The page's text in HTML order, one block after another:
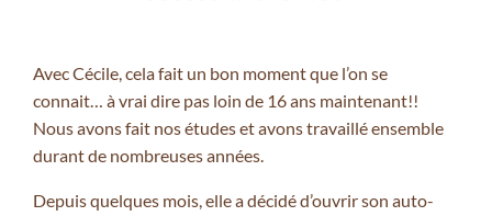
Avec Cécile, cela fait un bon moment que l’on se
connait… à vrai dire pas loin de 16 ans maintenant!!
Nous avons fait nos études et avons travaillé ensemble
durant de nombreuses années.
Depuis quelques mois, elle a décidé d’ouvrir son auto-